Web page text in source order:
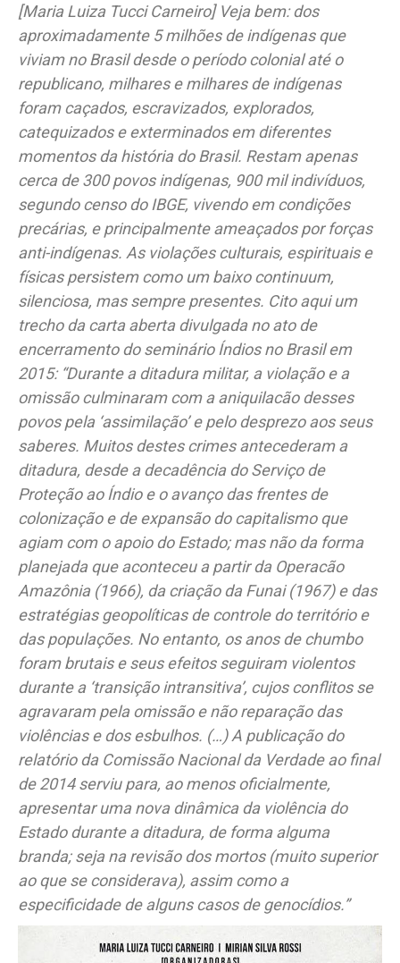
[Maria Luiza Tucci Carneiro] Veja bem: dos
aproximadamente 5 milhões de indígenas que
viviam no Brasil desde o período colonial até o
republicano, milhares e milhares de indígenas
foram caçados, escravizados, explorados,
catequizados e exterminados em diferentes
momentos da história do Brasil. Restam apenas
cerca de 300 povos indígenas, 900 mil indivíduos,
segundo censo do IBGE, vivendo em condições
precárias, e principalmente ameaçados por forças
anti-indígenas. As violações culturais, espirituais e
físicas persistem como um baixo continuum,
silenciosa, mas sempre presentes. Cito aqui um
trecho da carta aberta divulgada no ato de
encerramento do seminário Índios no Brasil em
2015: “Durante a ditadura militar, a violação e a
omissão culminaram com a aniquilacão desses
povos pela ‘assimilação’ e pelo desprezo aos seus
saberes. Muitos destes crimes antecederam a
ditadura, desde a decadência do Serviço de
Proteção ao Índio e o avanço das frentes de
colonização e de expansão do capitalismo que
agiam com o apoio do Estado; mas não da forma
planejada que aconteceu a partir da Operacão
Amazônia (1966), da criação da Funai (1967) e das
estratégias geopolíticas de controle do território e
das populações. No entanto, os anos de chumbo
foram brutais e seus efeitos seguiram violentos
durante a ‘transição intransitiva’, cujos conflitos se
agravaram pela omissão e não reparação das
violências e dos esbulhos. (…) A publicação do
relatório da Comissão Nacional da Verdade ao final
de 2014 serviu para, ao menos oficialmente,
apresentar uma nova dinâmica da violência do
Estado durante a ditadura, de forma alguma
branda; seja na revisão dos mortos (muito superior
ao que se considerava), assim como a
especificidade de alguns casos de genocídios.”